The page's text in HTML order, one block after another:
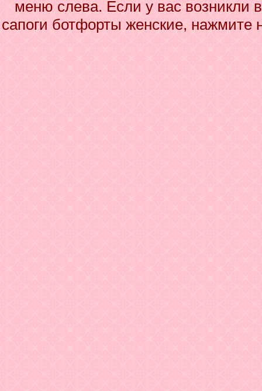
меню слева. Если у вас возникли
сапоги ботфорты женские, нажмите